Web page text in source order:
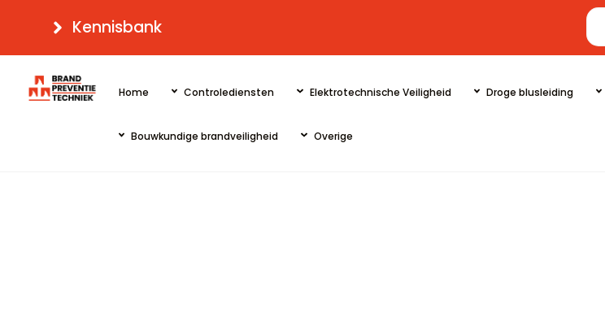
content
Kennisbank
Home Controlediensten Elektrotechnische Veiligheid Droge blusleiding
Bouwkundige brandveiligheid Overige